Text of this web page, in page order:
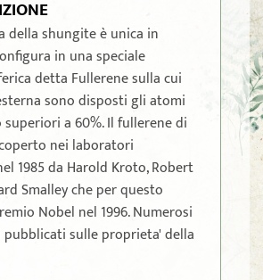
della shungite è unica in
in una speciale
detta Fullerene sulla cui
sono disposti gli atomi
a 60%. Il fullerene di
nei laboratori
1985 da Harold Kroto, Robert
Smalley che per questo
Nobel nel 1996. Numerosi
sulle proprieta' della